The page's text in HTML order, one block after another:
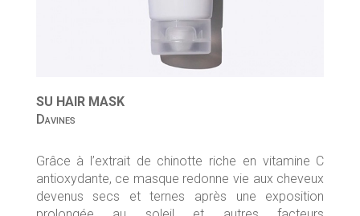
SU HAIR MASK
Davines
Grâce à l’extrait de chinotte riche en vitamine C
antioxydante, ce masque redonne vie aux cheveux
devenus secs et ternes après une exposition